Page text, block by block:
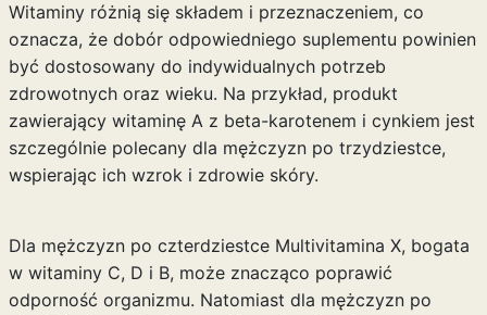
Witaminy różnią się składem i przeznaczeniem, co
oznacza, że dobór odpowiedniego suplementu powinien
być dostosowany do indywidualnych potrzeb
zdrowotnych oraz wieku. Na przykład, produkt
zawierający witaminę A z beta-karotenem i cynkiem jest
szczególnie polecany dla mężczyzn po trzydziestce,
wspierając ich wzrok i zdrowie skóry.
Dla mężczyzn po czterdziestce Multivitamina X, bogata
w witaminy C, D i B, może znacząco poprawić
odporność organizmu. Natomiast dla mężczyzn po